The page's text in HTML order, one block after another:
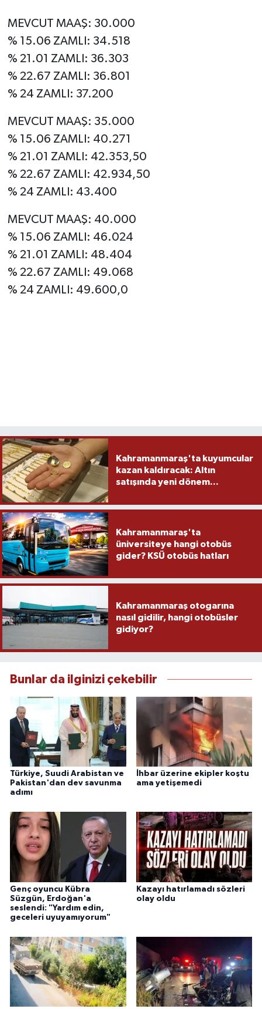
MEVCUT MAAŞ: 30.000
% 15.06 ZAMLI: 34.518
% 21.01 ZAMLI: 36.303
% 22.67 ZAMLI: 36.801
% 24 ZAMLI: 37.200
MEVCUT MAAŞ: 35.000
% 15.06 ZAMLI: 40.271
% 21.01 ZAMLI: 42.353,50
% 22.67 ZAMLI: 42.934,50
% 24 ZAMLI: 43.400
MEVCUT MAAŞ: 40.000
% 15.06 ZAMLI: 46.024
% 21.01 ZAMLI: 48.404
% 22.67 ZAMLI: 49.068
% 24 ZAMLI: 49.600,0
Kahramanmaraş'ta kuyumcular
kazan kaldıracak: Altın
satışında yeni dönem...
Kahramanmaraş'ta
üniversiteye hangi otobüs
gider? KSÜ otobüs hatları
Kahramanmaraş otogarına
nasıl gidilir, hangi otobüsler
gidiyor?
Bunlar da ilginizi çekebilir
Türkiye, Suudi Arabistan ve
Pakistan'dan dev savunma
adımı
İhbar üzerine ekipler koştu
ama yetişemedi
Genç oyuncu Kübra
Süzgün, Erdoğan'a
seslendi: "Yardım edin,
geceleri uyuyamıyorum"
Kazayı hatırlamadı sözleri
olay oldu